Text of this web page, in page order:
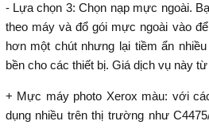
- Lựa chọn 3: Chọn nạp mực ngoài.
theo máy và đổ gói mực ngoài vào
hơn một chút nhưng lại tiềm ẩn
bền cho các thiết bị. Giá dịch vụ này
+ Mực máy photo Xerox màu: với
dụng nhiều trên thị trường như